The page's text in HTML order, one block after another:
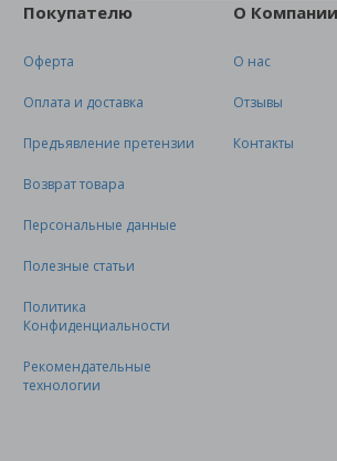
Покупателю
Оферта
Оплата и доставка
Предъявление претензии
Возврат товара
Персональные данные
Полезные статьи
Политика
Конфиденциальности
Рекомендательные
технологии
О Компании
О нас
Отзывы
Контакты